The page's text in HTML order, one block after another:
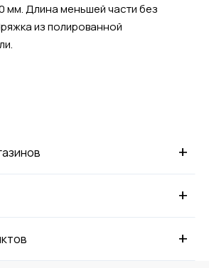
мм. Длина меньшей части без
из полированной
+
+
+